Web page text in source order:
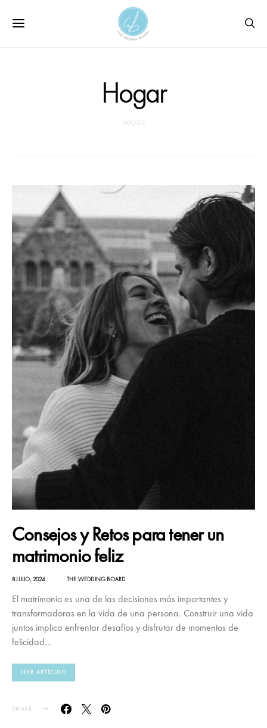
Hogar
14 POSTS
Consejos y Retos para tener un
matrimonio feliz
8 JULIO, 2024 THE WEDDING BOARD
El matrimonio es una de las decisiones más importantes y
transformadoras en la vida de una persona. Construir una vida
juntos implica enfrentar desafíos y disfrutar de momentos de
felicidad…
LEER ARTÍCULO
SHARE